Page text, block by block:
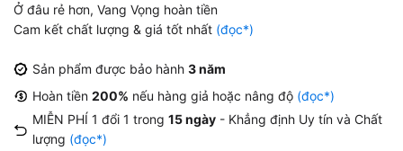
Ở đâu rẻ hơn, Vang Vọng hoàn tiền
Cam kết chất lượng & giá tốt nhất (đọc*)
Sản phẩm được bảo hành 3 năm
Hoàn tiền 200% nếu hàng giả hoặc nâng độ (đọc*)
MIỄN PHÍ 1 đổi 1 trong 15 ngày - Khẳng định Uy tín và Chất
lượng (đọc*)